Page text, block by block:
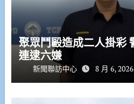
聚眾鬥毆造成二人掛彩 警二分局火速
連逮六嫌
新聞聯訪中心 8 月 6, 2026